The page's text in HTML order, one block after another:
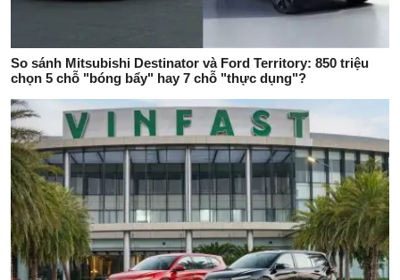
So sánh Mitsubishi Destinator và Ford Territory: 850 triệu
chọn 5 chỗ "bóng bẩy" hay 7 chỗ "thực dụng"?